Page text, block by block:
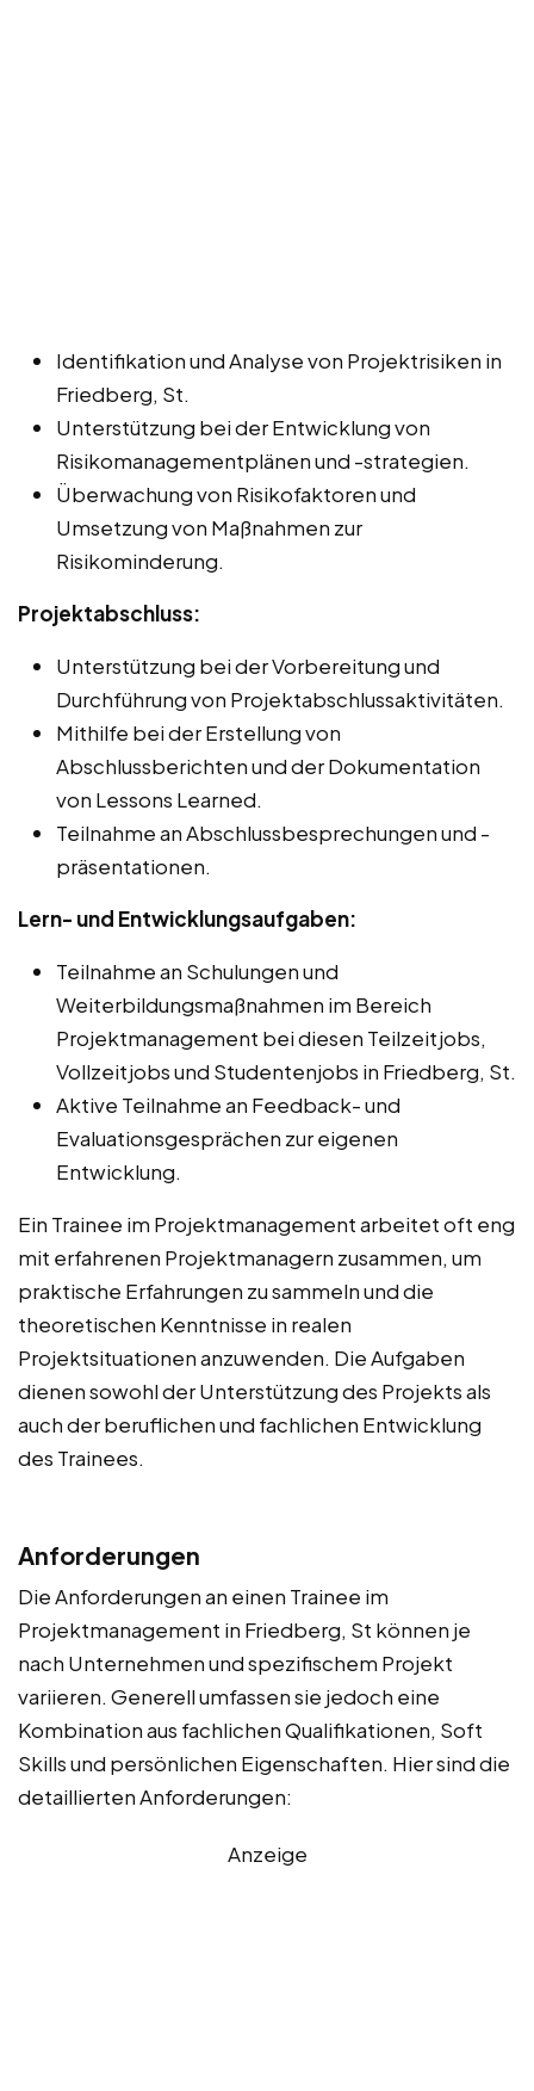
Identifikation und Analyse von Projektrisiken in
Friedberg, St.
Unterstützung bei der Entwicklung von
Risikomanagementplänen und -strategien.
Überwachung von Risikofaktoren und
Umsetzung von Maßnahmen zur
Risikominderung.
Projektabschluss:
Unterstützung bei der Vorbereitung und
Durchführung von Projektabschlussaktivitäten.
Mithilfe bei der Erstellung von
Abschlussberichten und der Dokumentation
von Lessons Learned.
Teilnahme an Abschlussbesprechungen und -
präsentationen.
Lern- und Entwicklungsaufgaben:
Teilnahme an Schulungen und
Weiterbildungsmaßnahmen im Bereich
Projektmanagement bei diesen Teilzeitjobs,
Vollzeitjobs und Studentenjobs in Friedberg, St.
Aktive Teilnahme an Feedback- und
Evaluationsgesprächen zur eigenen
Entwicklung.
Ein Trainee im Projektmanagement arbeitet oft eng
mit erfahrenen Projektmanagern zusammen, um
praktische Erfahrungen zu sammeln und die
theoretischen Kenntnisse in realen
Projektsituationen anzuwenden. Die Aufgaben
dienen sowohl der Unterstützung des Projekts als
auch der beruflichen und fachlichen Entwicklung
des Trainees.
Anforderungen
Die Anforderungen an einen Trainee im
Projektmanagement in Friedberg, St können je
nach Unternehmen und spezifischem Projekt
variieren. Generell umfassen sie jedoch eine
Kombination aus fachlichen Qualifikationen, Soft
Skills und persönlichen Eigenschaften. Hier sind die
detaillierten Anforderungen:
Anzeige